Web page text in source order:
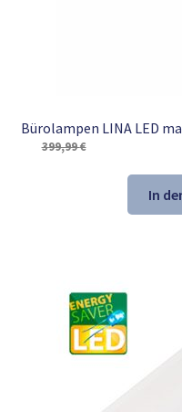
Bürolampen LINA LED
399,99€
In